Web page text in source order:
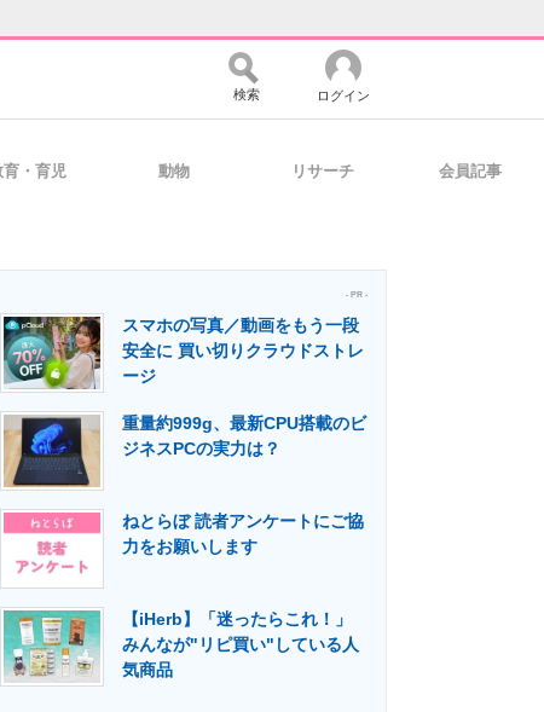
ミュニティ マーケ×ITの今がよく分かる
活用を支援
メディア 建設×テクノロジーの最前線
検索 ログイン
育・育児 動物 リサーチ 会員記事
- PR -
スマホの写真／動画をもう一段
安全に 買い切りクラウドストレ
ージ
重量約999g、最新CPU搭載のビ
ジネスPCの実力は？
ねとらぼ 読者アンケートにご協
力をお願いします
【iHerb】「迷ったらこれ！」
みんなが"リピ買い"している人
気商品